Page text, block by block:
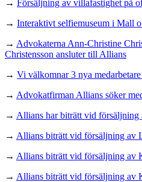
→ Försäljning av villafastighet på
→ Interaktivt selfiemuseum i Mall
→ Advokaterna Ann-Christine
Christensson ansluter till Allians
→ Vi välkomnar 3 nya
→ Advokatfirman Allians söker
→ Allians har biträtt vid
→ Allians biträtt vid försäljning av
→ Allians biträtt vid försäljning av
→ Allians biträtt vid försäljning av